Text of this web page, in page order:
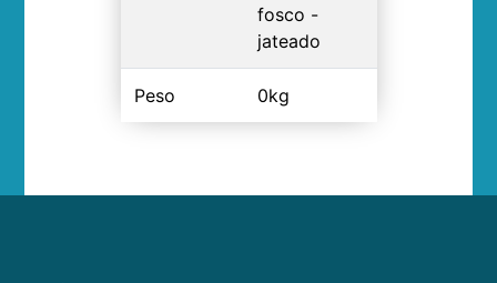
fosco -
jateado
Peso 0kg